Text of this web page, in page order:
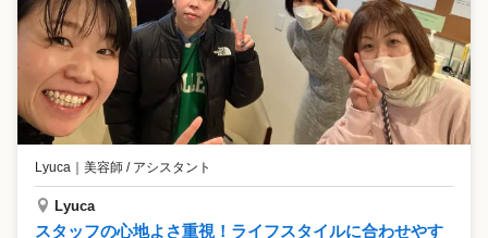
Lyuca ｜ 美容師 / アシスタント
Lyuca
スタッフの心地よさ重視！ライフスタイルに合わせやす